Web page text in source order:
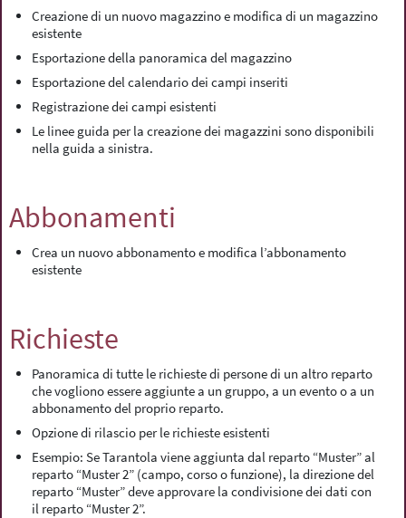
Creazione di un nuovo magazzino e modifica di un magazzino
esistente
Esportazione della panoramica del magazzino
Esportazione del calendario dei campi inseriti
Registrazione dei campi esistenti
Le linee guida per la creazione dei magazzini sono disponibili
nella guida a sinistra.
Abbonamenti
Crea un nuovo abbonamento e modifica l’abbonamento
esistente
Richieste
Panoramica di tutte le richieste di persone di un altro reparto
che vogliono essere aggiunte a un gruppo, a un evento o a un
abbonamento del proprio reparto.
Opzione di rilascio per le richieste esistenti
Esempio: Se Tarantola viene aggiunta dal reparto “Muster” al
reparto “Muster 2” (campo, corso o funzione), la direzione del
reparto “Muster” deve approvare la condivisione dei dati con
il reparto “Muster 2”.